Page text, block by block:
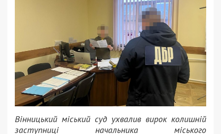
Вінницький міський суд ухвалив вирок колишній
заступниці начальника міського